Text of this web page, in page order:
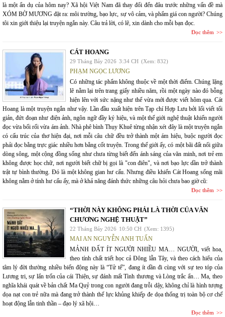
là một ẩn dụ của hôm nay? Xã hội Việt Nam đã thay đổi đến đâu trước những vấn đề mà
XÓM BỜ MƯƠNG đặt ra: môi trường, bạo lực, sự vô cảm, và phẩm giá con người? Chúng
tôi xin giới thiệu lại truyện ngắn này. Câu trả lời, có lẽ, xin dành cho mỗi bạn đọc.
Đọc thêm
CÁT HOANG
29 Tháng Bảy 2026 3:34 CH (Xem: 832)
PHẠM NGỌC LƯƠNG
Có những tác phẩm không thuộc về một thời điểm. Chúng lặng
lẽ nằm lại trên trang giấy nhiều năm, rồi một ngày nào đó bỗng
hiện lên với sức nặng như thể vừa mới được viết hôm qua. Cát
Hoang là một truyện ngắn như vậy. Lần đầu xuất hiện trên Tạp chí Hợp Lưu bởi lối viết tối
giản, đứt đoạn như điện ảnh, ngôn ngữ đầy ký hiệu, và một thế giới nghệ thuật khiến người
đọc vừa bối rối vừa ám ảnh. Nhà phê bình Thụy Khuê từng nhận xét đây là một truyện ngắn
có cấu trúc của thơ hiện đại, nơi mỗi câu chữ đều trở thành một ám hiệu, buộc người đọc
phải đọc bằng trực giác nhiều hơn bằng cốt truyện. Trong thế giới ấy, có một bãi đất nổi giữa
dòng sông, một cộng đồng sống như chưa từng biết đến ánh sáng của văn minh, nơi trẻ em
không được học chữ, nơi người biết chữ bị gọi là "con điên", và nơi bạo lực dần trở thành
trật tự bình thường. Đó là một không gian hư cấu. Nhưng điều khiến Cát Hoang sống mãi
không nằm ở tính hư cấu ấy, mà ở khả năng đánh thức những câu hỏi chưa bao giờ cũ:
Đọc thêm
“THỜI NÀY KHÔNG PHẢI LÀ THỜI CỦA VĂN
CHƯƠNG NGHỆ THUẬT”
22 Tháng Bảy 2026 10:50 CH (Xem: 1395)
MAI AN NGUYỄN ANH TUẤN
MẢNH ĐẤT ÍT NGƯỜI NHIỀU MA… NGƯỜI, viết hoa,
theo tính chất triết học cả Đông lẫn Tây, và theo cách hiểu của
tâm lý đời thường nhiều biến động này là “Tử tế”, đang ít dần đi cùng với sự teo tóp của
Lương tri, sự lẩn trốn của cái Thiện, sự đánh mất Tình thương và Lòng trắc ẩn… Ma, theo
nghĩa khái quát về bản chất Ma Quỷ trong con người đang trỗi dậy, không chỉ là hình tượng
dọa nạt con trẻ nữa mà đang trở thành thế lực khủng khiếp đe dọa thống trị toàn bộ cơ chế
hoạt động lẫn tinh thần – đạo lý xã hội…
Đọc thêm